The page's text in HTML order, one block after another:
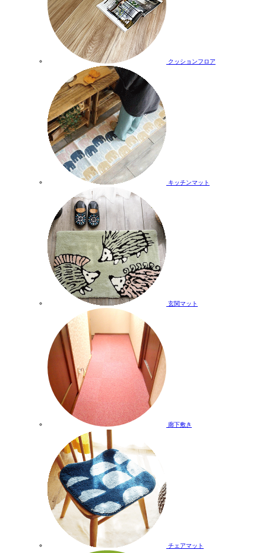
クッションフロア
キッチンマット
玄関マット
廊下敷き
チェアマット